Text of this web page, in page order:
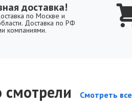
доставка!
по Москве и
Доставка по РФ
компаниями.
Смотреть все